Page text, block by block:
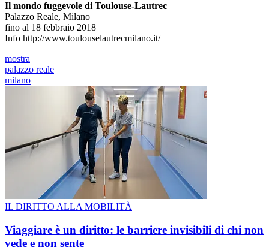
Il mondo fuggevole di Toulouse-Lautrec
Palazzo Reale, Milano
fino al 18 febbraio 2018
Info http://www.toulouselautrecmilano.it/
mostra
palazzo reale
milano
IL DIRITTO ALLA MOBILITÀ
Viaggiare è un diritto: le barriere invisibili di chi non
vede e non sente